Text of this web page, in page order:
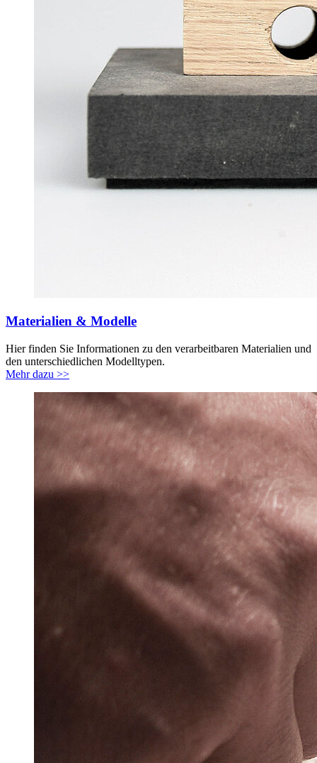
Materialien & Modelle
Hier finden Sie Informationen zu den verarbeitbaren Materialien und
den unterschiedlichen Modelltypen.
Mehr dazu >>